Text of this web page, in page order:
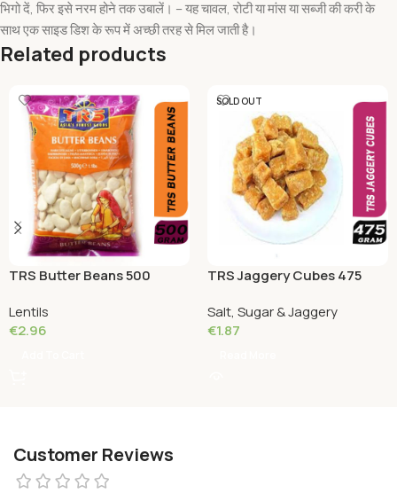
भिगो दें, फिर इसे नरम होने तक उबालें। – यह चावल, रोटी या मांस या सब्जी की करी के
साथ एक साइड डिश के रूप में अच्छी तरह से मिल जाती है।
Related products
TRS Butter Beans 500
Lentils
€2.96
SOLD OUT
TRS Jaggery Cubes 475
Salt, Sugar & Jaggery
€1.87
Customer Reviews